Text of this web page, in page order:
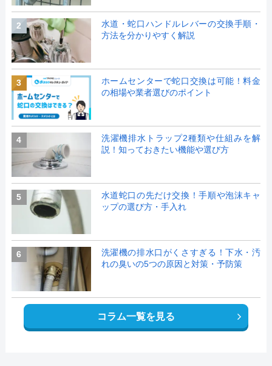
2
水道・蛇口ハンドルレバーの交換手順・
方法を分かりやすく解説
3
ホームセンターで蛇口交換は可能！料金
の相場や業者選びのポイント
4
洗濯機排水トラップ2種類や仕組みを解
説！知っておきたい機能や選び方
5
水道蛇口の先だけ交換！手順や泡沫キャ
ップの選び方・手入れ
6
洗濯機の排水口がくさすぎる！下水・汚
れの臭いの5つの原因と対策・予防策
コラム一覧を見る